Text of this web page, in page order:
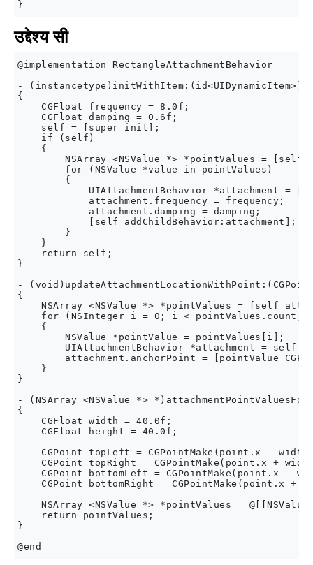
उद्देश्य सी
@implementation RectangleAttachmentBehavior
-
{
    CGFloat frequency = 8.0f;
    CGFloat damping = 0.6f;
    self = [super init];
    if (self)
    {
NSArray <NSValue *> *pointValues = [self
        for (NSValue *value in pointValues)
        {
UIAttachmentBehavior *attachment =
            attachment.frequency = frequency;
            attachment.damping = damping;
            [self addChildBehavior:attachment];
        }
    }
    return self;
}
-
{
NSArray <NSValue *> *pointValues = [self
for (NSInteger i = 0; i < pointValues.count;
    {
        NSValue *pointValue = pointValues[i];
UIAttachmentBehavior *attachment =
attachment.anchorPoint = [pointValue
    }
}
- (NSArray <NSValue *>
{
    CGFloat width = 40.0f;
    CGFloat height = 40.0f;
CGPoint topLeft = CGPointMake(point.x -
CGPoint topRight = CGPointMake(point.x +
CGPoint bottomLeft = CGPointMake(point.x -
CGPoint bottomRight = CGPointMake(point.x +
NSArray <NSValue *> *pointValues =
    return pointValues;
}